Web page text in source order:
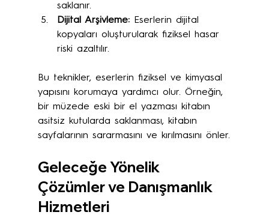
saklanır.
Dijital Arşivleme: Eserlerin dijital
kopyaları oluşturularak fiziksel hasar
riski azaltılır.
Bu teknikler, eserlerin fiziksel ve kimyasal
yapısını korumaya yardımcı olur. Örneğin,
bir müzede eski bir el yazması kitabın
asitsiz kutularda saklanması, kitabın
sayfalarının sararmasını ve kırılmasını önler.
Geleceğe Yönelik
Çözümler ve Danışmanlık
Hizmetleri